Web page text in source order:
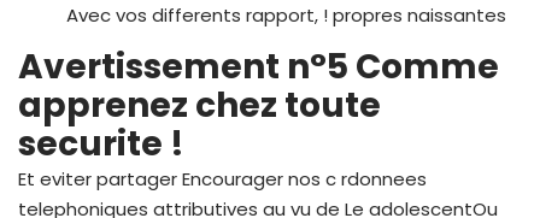
Avec vos differents rapport, ! propres naissantes
Avertissement n°5 Comme
apprenez chez toute
securite !
Et eviter partager Encourager nos c rdonnees
telephoniques attributives au vu de Le adolescentOu